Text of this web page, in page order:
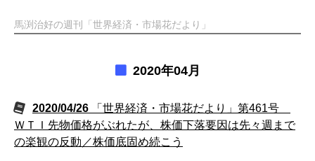
馬渕治好の週刊「世界経済・市場花だより」
2020年04月
2020/04/26
「世界経済・市場花だより」第461号
ＷＴＩ先物価格がぶれたが、株価下落要因は先々週まで
の楽観の反動／株価底固め続こう